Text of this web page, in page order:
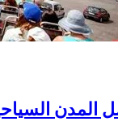
المدن